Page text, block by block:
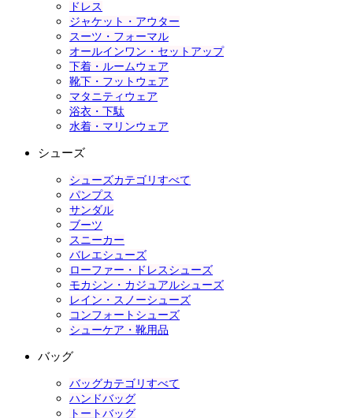
ドレス
ジャケット・アウター
スーツ・フォーマル
オールインワン・セットアップ
下着・ルームウェア
靴下・フットウェア
マタニティウェア
浴衣・下駄
水着・マリンウェア
シューズ
シューズカテゴリすべて
パンプス
サンダル
ブーツ
スニーカー
バレエシューズ
ローファー・ドレスシューズ
モカシン・カジュアルシューズ
レイン・スノーシューズ
コンフォートシューズ
シューケア・靴用品
バッグ
バッグカテゴリすべて
ハンドバッグ
トートバッグ